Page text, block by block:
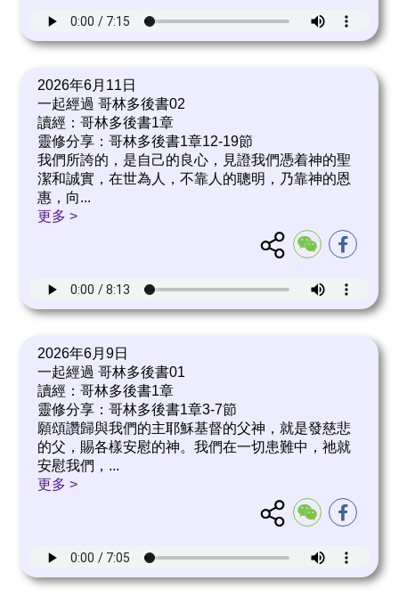
2026年6月11日
一起經過 哥林多後書02
讀經：哥林多後書1章
靈修分享：哥林多後書1章12-19節
我們所誇的，是自己的良心，見證我們憑着神的聖
潔和誠實，在世為人，不靠人的聰明，乃靠神的恩
惠，向...
更多 >
2026年6月9日
一起經過 哥林多後書01
讀經：哥林多後書1章
靈修分享：哥林多後書1章3-7節
願頌讚歸與我們的主耶穌基督的父神，就是發慈悲
的父，賜各樣安慰的神。我們在一切患難中，祂就
安慰我們， ...
更多 >